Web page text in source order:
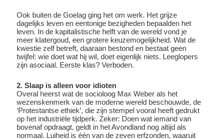
Ook buiten de Goelag ging het om werk. Het grijze
dagelijks leven en eentonige bezigheden bepaalden het
leven. In de kapitalistische helft van de wereld vond je
meer klatergoud, een grotere keuzemogelijkheid. Wat de
kwestie zelf betreft, daaraan bestond en bestaat geen
twijfel: wie doet wat hij wil, doet eigenlijk niets. Leeglopers
zijn asociaal. Eerste klas? Verboden.
2. Slaap is alleen voor idioten
Overal heerst wat de socioloog Max Weber als het
wezenskenmerk van de moderne wereld beschouwde, de
‘Protestantse ethiek’, die zijn stempel vooral heeft gedrukt
op het industriële tijdperk. Zeker: Doen wat iemand van
bovenaf opdraagt, geldt in het Avondland nog altijd als
normaal. Luiheid is één van de zeven erfzonden, waaruit